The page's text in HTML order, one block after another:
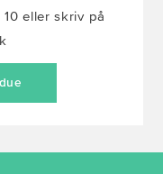
eller skriv på